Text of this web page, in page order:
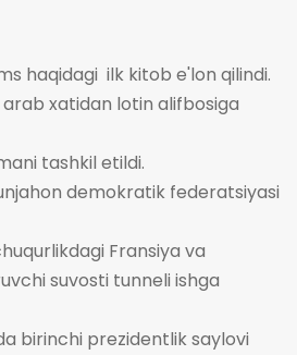
haqidagi ilk kitob e'lon qilindi.
arab xatidan lotin alifbosiga
tashkil etildi.
demokratik federatsiyasi
Fransiya va
suvosti tunneli ishga
birinchi prezidentlik saylovi